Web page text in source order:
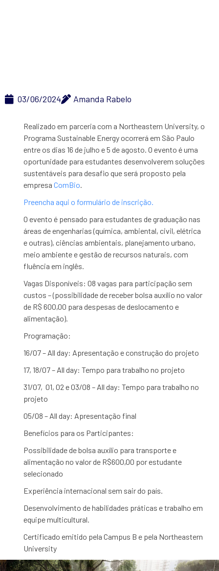
03/06/2024 Amanda Rabelo
Realizado em parceria com a Northeastern University, o
Programa Sustainable Energy ocorrerá em São Paulo
entre os dias 16 de julho e 5 de agosto. O evento é uma
oportunidade para estudantes desenvolverem soluções
sustentáveis para desafio que será proposto pela
empresaComBio.
Preencha aqui o formulário de inscrição.
O evento é pensado para estudantes de graduação nas
áreas de engenharias (química, ambiental, civil, elétrica
e outras), ciências ambientais, planejamento urbano,
meio ambiente e gestão de recursos naturais, com
fluência em inglês.
Vagas Disponíveis: 08 vagas para participação sem
custos – (possibilidade de receber bolsa auxílio no valor
de R$ 600,00 para despesas de deslocamento e
alimentação).
Programação:
16/07 – All day: Apresentação e construção do projeto
17, 18/07 – All day: Tempo para trabalho no projeto
31/07, 01, 02 e 03/08 – All day: Tempo para trabalho no
projeto
05/08 – All day: Apresentação final
Benefícios para os Participantes:
Possibilidade de bolsa auxílio para transporte e
alimentação no valor de R$600,00 por estudante
selecionado
Experiência internacional sem sair do país.
Desenvolvimento de habilidades práticas e trabalho em
equipe multicultural.
Certificado emitido pela Campus B e pela Northeastern
University